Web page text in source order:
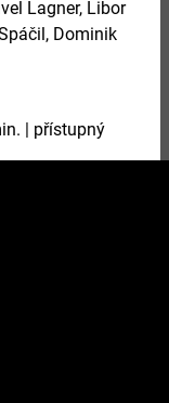
2026
Lagner, Libor
, Dominik
| přístupný